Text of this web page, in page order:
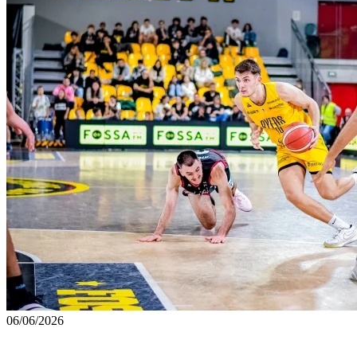
06/06/2026